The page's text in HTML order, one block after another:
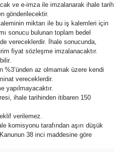
ve e-imza ile imzalanarak ihale tarih
gönderilecektir.
miktarı ile bu iş kalemleri için
sonucu bulunan toplam bedel
vereceklerdir. İhale sonucunda,
fiyat sözleşme imzalanacaktır.
%3’ünden az olmamak üzere kendi
vereceklerdir.
yapılmayacaktır.
ihale tarihinden itibaren 150
verilemez.
komisyonu tarafından aşırı düşük
38 inci maddesine göre